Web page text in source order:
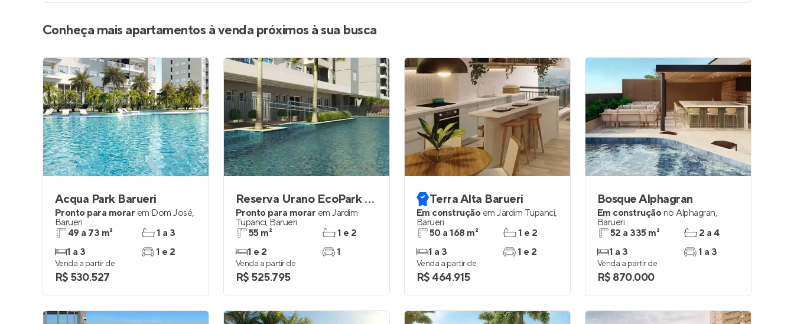
Conheça mais apartamentos à venda próximos à sua busca
Acqua Park Barueri
Pronto para morar em Dom José,
Barueri
49 a 73 m²
1 a 3
1 a 3
1 e 2
Venda a partir de
R$ 530.527
Reserva Urano EcoPark Barueri
Pronto para morar em Jardim
Tupanci, Barueri
55 m²
1 e 2
1 e 2
1
Venda a partir de
R$ 525.795
Terra Alta Barueri
Em construção em Jardim Tupanci,
Barueri
50 a 168 m²
1 a 3
1 e 2
1 e 2
Venda a partir de
R$ 464.915
Bosque Alphagran
Em construçãono Alphagran,
Barueri
52 a 335 m²
1 a 3
2 a 4
1 a 3
Venda a partir de
R$ 870.000